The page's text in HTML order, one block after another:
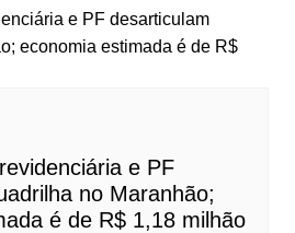
e PF
no Maranhão;
é de R$ 1,18 milhão